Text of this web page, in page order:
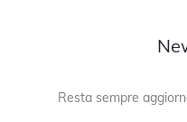
Resta sempre